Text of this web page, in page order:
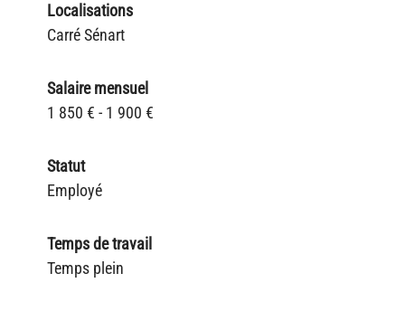
Localisations
Carré Sénart
Salaire mensuel
1 850 € - 1 900 €
Statut
Employé
Temps de travail
Temps plein